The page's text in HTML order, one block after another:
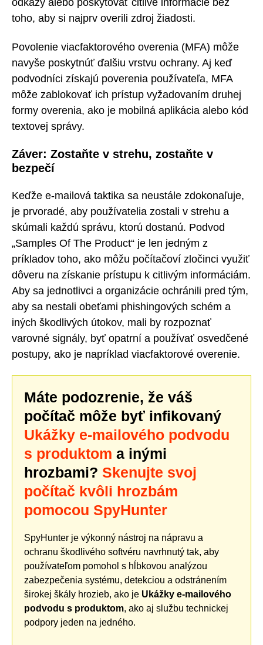
odkazy alebo poskytovať citlivé informácie bez
toho, aby si najprv overili zdroj žiadosti.
Povolenie viacfaktorového overenia (MFA) môže
navyše poskytnúť ďalšiu vrstvu ochrany. Aj keď
podvodníci získajú poverenia používateľa, MFA
môže zablokovať ich prístup vyžadovaním druhej
formy overenia, ako je mobilná aplikácia alebo kód
textovej správy.
Záver: Zostaňte v strehu, zostaňte v
bezpečí
Keďže e-mailová taktika sa neustále zdokonaľuje,
je prvoradé, aby používatelia zostali v strehu a
skúmali každú správu, ktorú dostanú. Podvod
„Samples Of The Product“ je len jedným z
príkladov toho, ako môžu počítačoví zločinci využiť
dôveru na získanie prístupu k citlivým informáciám.
Aby sa jednotlivci a organizácie ochránili pred tým,
aby sa nestali obeťami phishingových schém a
iných škodlivých útokov, mali by rozpoznať
varovné signály, byť opatrní a používať osvedčené
postupy, ako je napríklad viacfaktorové overenie.
Máte podozrenie, že váš
počítač môže byť infikovaný
Ukážky e-mailového podvodu
s produktom a inými
hrozbami? Skenujte svoj
počítač kvôli hrozbám
pomocou SpyHunter
SpyHunter je výkonný nástroj na nápravu a
ochranu škodlivého softvéru navrhnutý tak, aby
používateľom pomohol s hĺbkovou analýzou
zabezpečenia systému, detekciou a odstránením
širokej škály hrozieb, ako je Ukážky e-mailového
podvodu s produktom, ako aj službu technickej
podpory jeden na jedného.